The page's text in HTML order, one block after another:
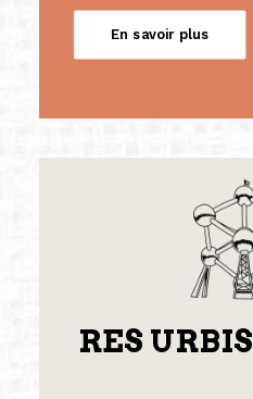
En savoir plus
RES URBIS